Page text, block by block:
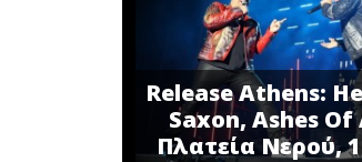
Release Athens:
Saxon, Ashes Of
Πλατεία Νερού,